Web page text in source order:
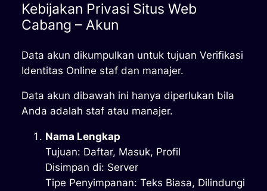
Kebijakan Privasi Situs Web
Cabang – Akun
Data akun dikumpulkan untuk tujuan Verifikasi
Identitas Online staf dan manajer.
Data akun dibawah ini hanya diperlukan bila
Anda adalah staf atau manajer.
Nama Lengkap
Tujuan: Daftar, Masuk, Profil
Disimpan di: Server
Tipe Penyimpanan: Teks Biasa, Dilindungi